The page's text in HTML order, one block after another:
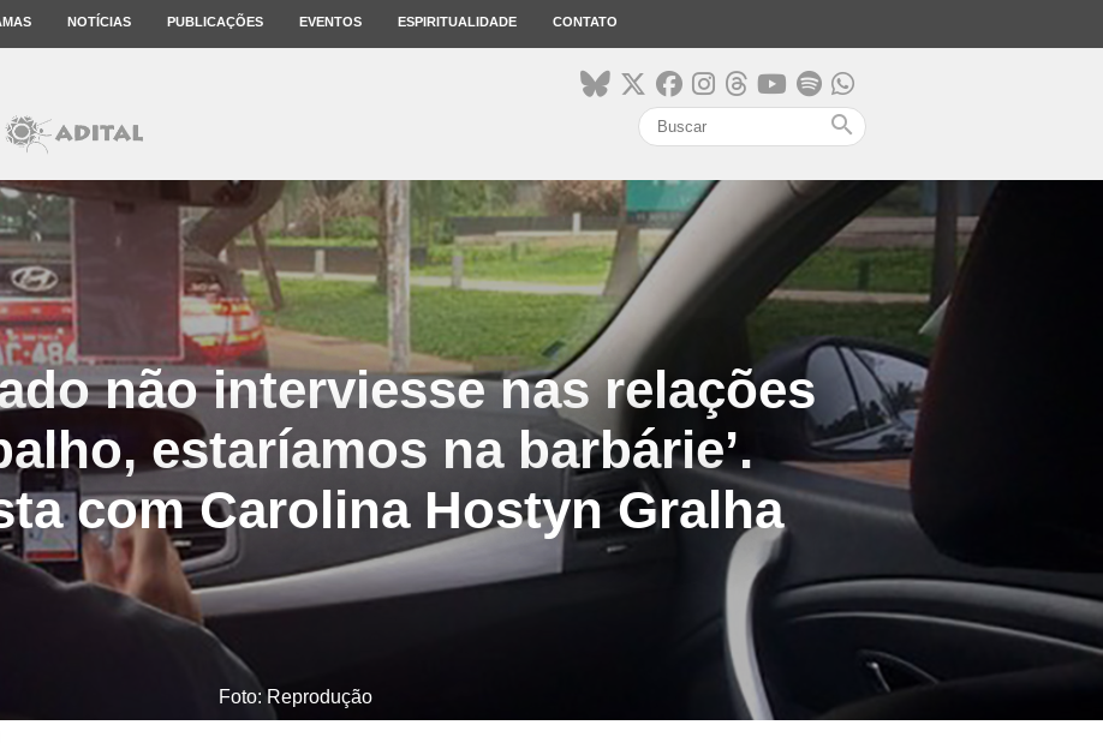
NOTÍCIAS PUBLICAÇÕES EVENTOS ESPIRITUALIDADE CONTATO
search
não interviesse nas relações
estaríamos na barbárie’.
com Carolina Hostyn Gralha
Foto: Reprodução